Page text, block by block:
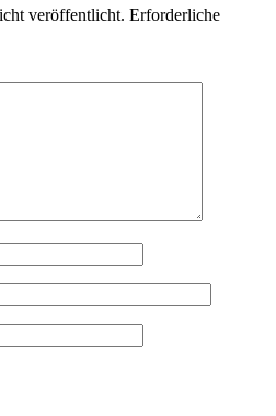
veröffentlicht. Erforderliche